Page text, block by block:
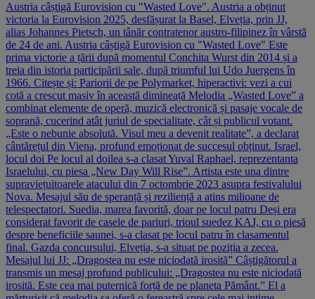
Austria câștigă Eurovision cu "Wasted Love". Austria a obținut
victoria la Eurovision 2025, desfășurat la Basel, Elveția, prin JJ,
alias Johannes Pietsch, un tânăr contratenor austro-filipinez în vârstă
de 24 de ani. Austria câștigă Eurovision cu "Wasted Love" Este
prima victorie a țării după momentul Conchita Wurst din 2014 și a
treia din istoria participării sale, după triumful lui Udo Juergens în
1966. Citește și: Pariorii de pe Polymarket, hiperactivi: vezi a cui
cotă a crescut masiv în această dimineață Melodia „Wasted Love” a
combinat elemente de operă, muzică electronică și pasaje vocale de
soprană, cucerind atât juriul de specialitate, cât și publicul votant.
„Este o nebunie absolută. Visul meu a devenit realitate”, a declarat
cântărețul din Viena, profund emoționat de succesul obținut. Israel,
locul doi Pe locul al doilea s-a clasat Yuval Raphael, reprezentanta
Israelului, cu piesa „New Day Will Rise”. Artista este una dintre
supraviețuitoarele atacului din 7 octombrie 2023 asupra festivalului
Nova. Mesajul său de speranță și reziliență a atins milioane de
telespectatori. Suedia, marea favorită, doar pe locul patru Deși era
considerat favorit de casele de pariuri, trioul suedez KAJ, cu o piesă
despre beneficiile saunei, s-a clasat pe locul patru în clasamentul
final. Gazda concursului, Elveția, s-a situat pe poziția a zecea.
Mesajul lui JJ: „Dragostea nu este niciodată irosită” Câștigătorul a
transmis un mesaj profund publicului: „Dragostea nu este niciodată
irosită. Este cea mai puternică forță de pe planeta Pământ.” El a